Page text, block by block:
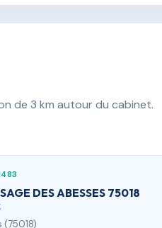
de 3 km autour du cabinet.
DES ABESSES 75018
(75018)